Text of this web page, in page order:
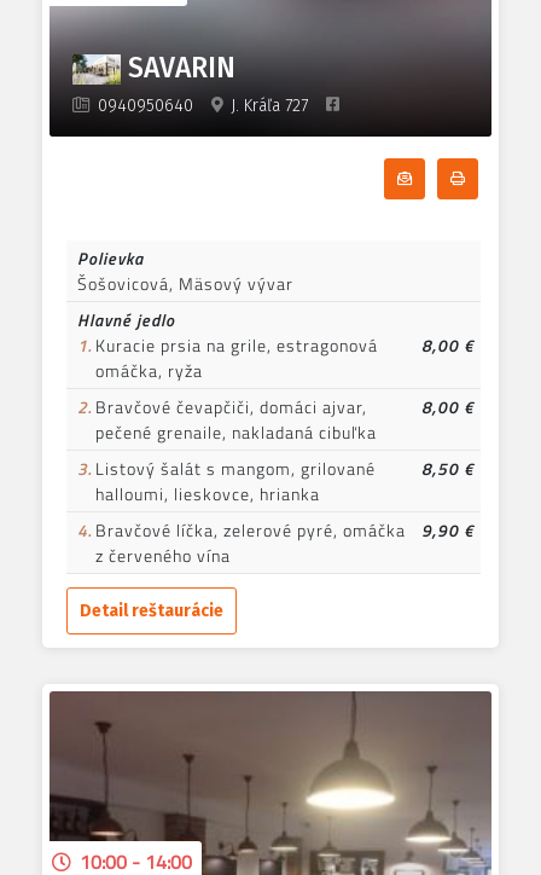
SAVARIN
0940950640 J. Kráľa 727
Odoberať
Polievka
Šošovicová, Mäsový vývar
Hlavné jedlo
1. Kuracie prsia na grile, estragonová
omáčka, ryža
8,00 €
2. Bravčové čevapčiči, domáci ajvar,
pečené grenaile, nakladaná cibuľka
8,00 €
3. Listový šalát s mangom, grilované
halloumi, lieskovce, hrianka
8,50 €
4. Bravčové líčka, zelerové pyré, omáčka
z červeného vína
9,90 €
Detail reštaurácie
10:00 - 14:00